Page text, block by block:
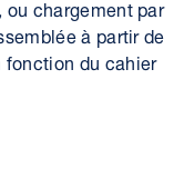
chargement par
à partir de
du cahier